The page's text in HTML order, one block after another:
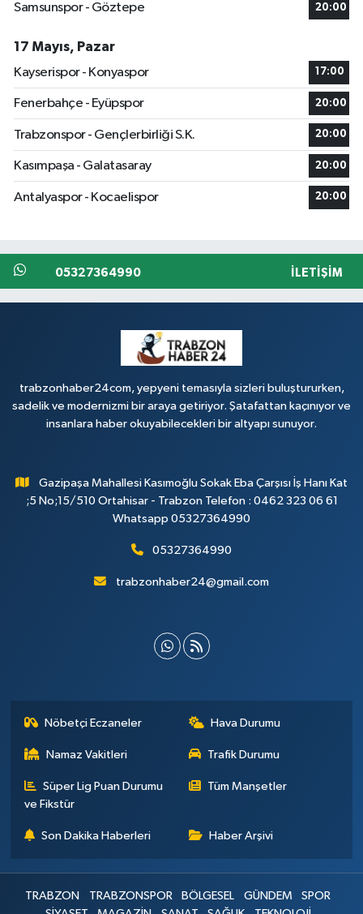
Samsunspor - Göztepe 20:00
17 Mayıs, Pazar
Kayserispor - Konyaspor
17:00
Fenerbahçe - Eyüpspor 20:00
Trabzonspor - Gençlerbirliği S.K. 20:00
Kasımpaşa - Galatasaray 20:00
Antalyaspor - Kocaelispor 20:00
05327364990 İLETIŞIM
trabzonhaber24com, yepyeni temasıyla sizleri buluştururken,
sadelik ve modernizmi bir araya getiriyor. Şatafattan kaçınıyor ve
insanlara haber okuyabilecekleri bir altyapı sunuyor.
Gazipaşa Mahallesi Kasımoğlu Sokak Eba Çarşısı İş Hanı Kat
;5 No;15/510 Ortahisar - Trabzon Telefon : 0462 323 06 61
Whatsapp 05327364990
05327364990
trabzonhaber24@gmail.com
Nöbetçi Eczaneler Hava Durumu
Namaz Vakitleri Trafik Durumu
Süper Lig Puan Durumu
ve Fikstür
Tüm Manşetler
Son Dakika Haberleri Haber Arşivi
TRABZON TRABZONSPOR BÖLGESEL GÜNDEM
SPOR